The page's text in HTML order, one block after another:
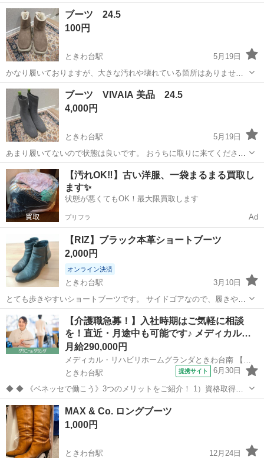
ブーツ 24.5
100円
ときわ台駅
5月19日
かなり履いておりますが、大きな汚れや壊れている箇所はありませ
ん。 とても暖かいです。 他の3000円以上のものと併せて引き取って
いただける場合は、こちらは０円にします。 おうちに取りに来てくだ
さるかたでお願いいたします。
東京 板橋区 靴
ブーツ VIVAIA 美品 24.5
4,000円
ときわ台駅
5月19日
あまり履いてないので状態は良いです。 おうちに取りに来てくださる
かたでお願いいたします。 他に投稿しているものと併せて購入いただ
ける場合は少しお値引きいたします。
東京 板橋区 ときわ台駅 靴
【汚れOK‼️】古い洋服、一袋まるまる買取し
ます✨
状態が悪くてもOK！最大限買取します
プリフラ Ad
【RIZ】ブラック本革ショートブーツ
2,000円
オンライン決済
ときわ台駅
3月10日
とても歩きやすいショートブーツです。 サイドゴアなので、履きやす
く、脱ぎやすいです。 左ヒールに少しへこんでいる部分、左内側にや
やすれがありますが、普通に掃いていただく分には気にならない程度
です。 送料の関係で...
東京 板橋区 ときわ台駅 靴 本革
【介護職急募！】入社時期はご気軽に相談
を！直近・月途中も可能です♪ メディカル…
月給290,000円
ときわ台駅
提携サイト 6月30日
◆ ◆ 《ベネッセで働こう》3つのメリットをご紹介！ 1）資格取得支
援制度＆受験・研修費の実費負担あり！(規定あり) 2）着実にキャリア
を磨けるでステップアップフィールドが充実！ 3）他社講座も受講
OK！ 《入社後サポ...
東京 板橋区 介護
MAX & Co. ロングブーツ
1,000円
ときわ台駅
12月24日